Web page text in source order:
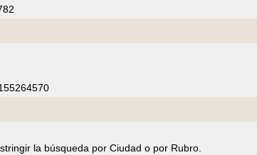
la búsqueda por Ciudad o por Rubro.